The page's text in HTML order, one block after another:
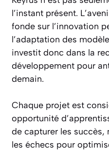
l’instant présent.
fonde sur l’innovation
l’adaptation des
investit donc dans la
développement pour
demain.
Chaque projet est
opportunité
de capturer les succès,
les échecs pour